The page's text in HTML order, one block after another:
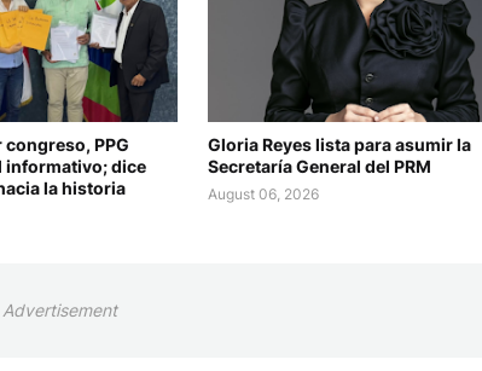
PPG
informativo; dice
la historia
Gloria Reyes lista para asumir la
Secretaría General del PRM
August 06, 2026